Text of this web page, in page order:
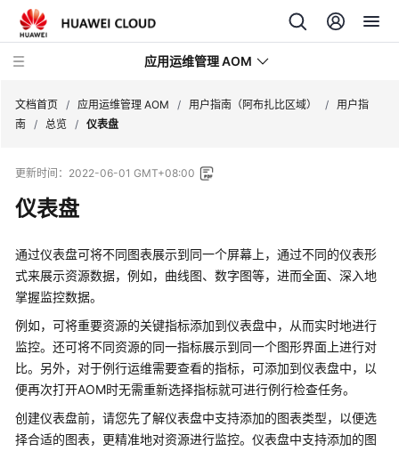
应用运维管理 AOM
新
动
态
产
品
介
绍
计
费
说
明
文档首页 / 应用运维管理 AOM / 用户指南（阿布扎比区域） / 用户指
南 / 总览 / 仪表盘
更新时间： 2022-06-01 GMT+08:00
仪表盘
通过仪表盘可将不同图表展示到同一个屏幕上，通过不同的仪表形
式来展示资源数据，例如，曲线图、数字图等，进而全面、深入地
掌握监控数据。
例如，可将重要资源的关键指标添加到仪表盘中，从而实时地进行
监控。还可将不同资源的同一指标展示到同一个图形界面上进行对
比。另外，对于例行运维需要查看的指标，可添加到仪表盘中，以
便再次打开AOM时无需重新选择指标就可进行例行检查任务。
创建仪表盘前，请您先了解仪表盘中支持添加的图表类型，以便选
择合适的图表，更精准地对资源进行监控。仪表盘中支持添加的图